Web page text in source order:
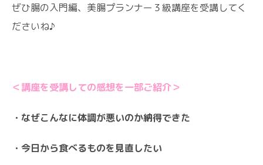
ぜひ腸の入門編、美腸プランナー３級講座を受講してく
ださいね♪
＜講座を受講しての感想を一部ご紹介＞
・なぜこんなに体調が悪いのか納得できた
・今日から食べるものを見直したい